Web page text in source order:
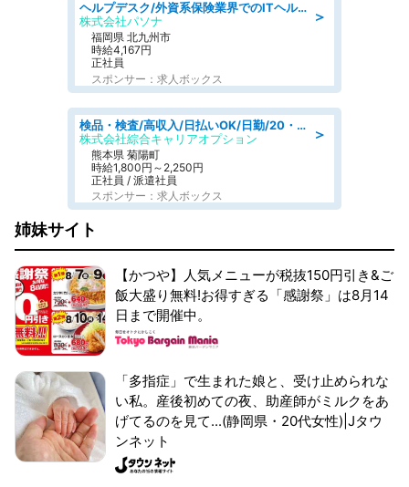
＞
ヘルプデスク/外資系保険業界でのITヘルプデスク業務/駅近/即日勤務可/ヘルプデスク
株式会社パソナ
福岡県 北九州市
時給4,167円
正社員
スポンサー：求人ボックス
＞
検品・検査/高収入/日払いOK/日勤/20・30・40代活躍中/製造 工場
株式会社綜合キャリアオプション
熊本県 菊陽町
時給1,800円～2,250円
正社員 / 派遣社員
スポンサー：求人ボックス
姉妹サイト
【かつや】人気メニューが税抜150円引き&ご
飯大盛り無料!お得すぎる「感謝祭」は8月14
日まで開催中。
「多指症」で生まれた娘と、受け止められな
い私。産後初めての夜、助産師がミルクをあ
げてるのを見て...(静岡県・20代女性)|Jタウ
ンネット